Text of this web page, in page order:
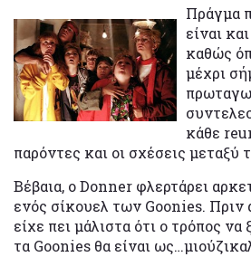
Πράγμα
είναι
καθώς
μέχρι
κάθε
παρόντες και οι σχέσεις μεταξύ
Βέβαια, ο Donner φλερτάρει
ενός σίκουελ των Goonies. Πριν
είχε πει μάλιστα ότι ο τρόπος
τα Goonies θα είναι